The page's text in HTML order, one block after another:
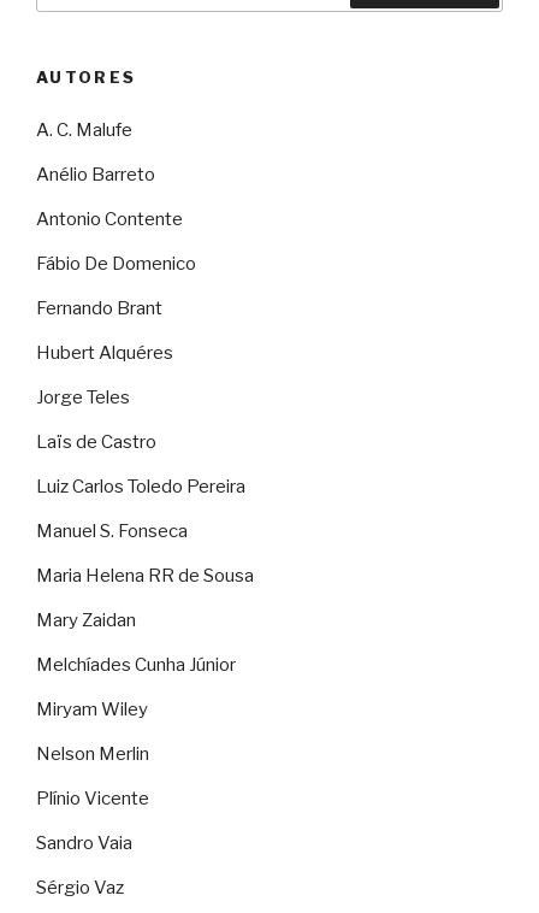
AUTORES
A. C. Malufe
Anélio Barreto
Antonio Contente
Fábio De Domenico
Fernando Brant
Hubert Alquéres
Jorge Teles
Laïs de Castro
Luiz Carlos Toledo Pereira
Manuel S. Fonseca
Maria Helena RR de Sousa
Mary Zaidan
Melchíades Cunha Júnior
Miryam Wiley
Nelson Merlin
Plínio Vicente
Sandro Vaia
Sérgio Vaz